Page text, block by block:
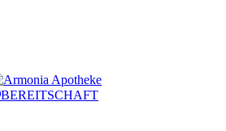
BEREITSCHAFT